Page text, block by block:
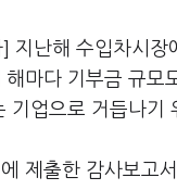
지난해 수입차시
마다 기부금 규
기업으로 거듭나기
제출한 감사보고